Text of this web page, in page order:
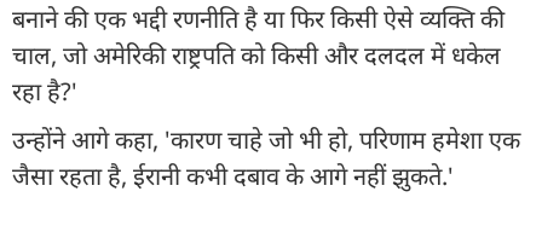
बनाने की एक भद्दी रणनीति है या फिर किसी ऐसे व्यक्ति की
चाल, जो अमेरिकी राष्ट्रपति को किसी और दलदल में धकेल
रहा है?'
उन्होंने आगे कहा, 'कारण चाहे जो भी हो, परिणाम हमेशा एक
जैसा रहता है, ईरानी कभी दबाव के आगे नहीं झुकते.'